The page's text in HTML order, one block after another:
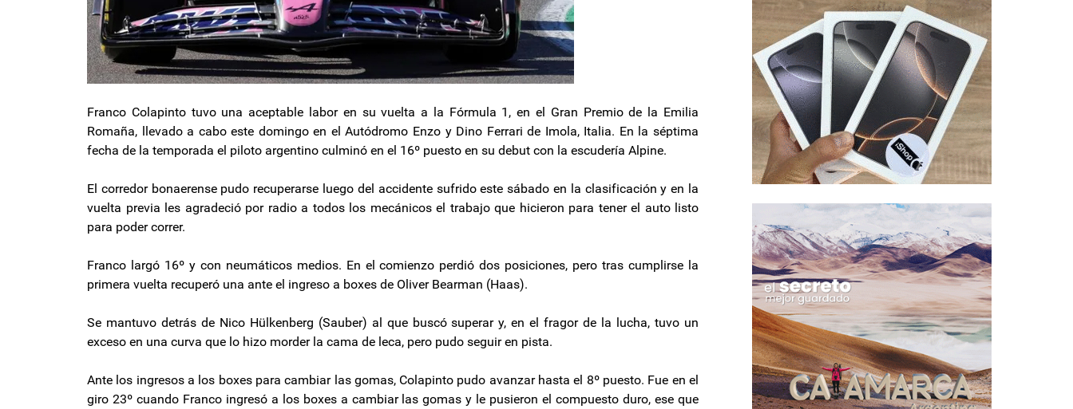
Franco Colapinto tuvo una aceptable labor en su vuelta a la Fórmula 1, en el Gran Premio de la Emilia
Romaña, llevado a cabo este domingo en el Autódromo Enzo y Dino Ferrari de Imola, Italia. En la séptima
fecha de la temporada el piloto argentino culminó en el 16º puesto en su debut con la escudería Alpine.
El corredor bonaerense pudo recuperarse luego del accidente sufrido este sábado en la clasificación y en la
vuelta previa les agradeció por radio a todos los mecánicos el trabajo que hicieron para tener el auto listo
para poder correr.
Franco largó 16º y con neumáticos medios. En el comienzo perdió dos posiciones, pero tras cumplirse la
primera vuelta recuperó una ante el ingreso a boxes de Oliver Bearman (Haas).
Se mantuvo detrás de Nico Hülkenberg (Sauber) al que buscó superar y, en el fragor de la lucha, tuvo un
exceso en una curva que lo hizo morder la cama de leca, pero pudo seguir en pista.
Ante los ingresos a los boxes para cambiar las gomas, Colapinto pudo avanzar hasta el 8º puesto. Fue en el
giro 23º cuando Franco ingresó a los boxes a cambiar las gomas y le pusieron el compuesto duro, ese que